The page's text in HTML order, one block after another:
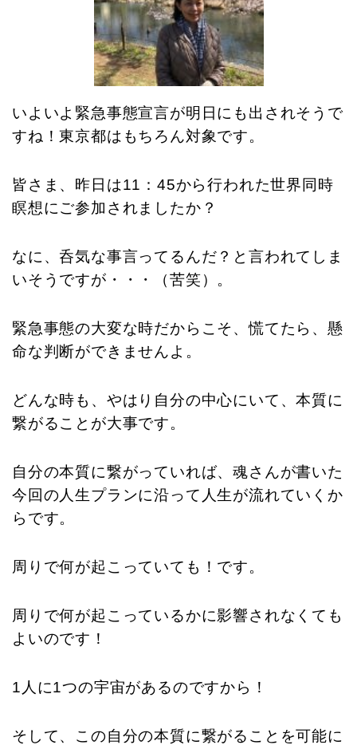
いよいよ緊急事態宣言が明日にも出されそうで
すね！東京都はもちろん対象です。
皆さま、昨日は11：45から行われた世界同時
瞑想にご参加されましたか？
なに、呑気な事言ってるんだ？と言われてしま
いそうですが・・・（苦笑）。
緊急事態の大変な時だからこそ、慌てたら、懸
命な判断ができませんよ。
どんな時も、やはり自分の中心にいて、本質に
繋がることが大事です。
自分の本質に繋がっていれば、魂さんが書いた
今回の人生プランに沿って人生が流れていくか
らです。
周りで何が起こっていても！です。
周りで何が起こっているかに影響されなくても
よいのです！
1人に1つの宇宙があるのですから！
そして、この自分の本質に繋がることを可能に